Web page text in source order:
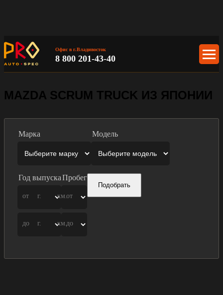
Офис в г.Владивосток
8 800 201-43-40
MAZDA SCRUM TRUCK ИЗ ЯПОНИИ
Марка Модель
Год выпуска
от г.
до г.
Пробег
от
км.
до
км.
Подобрать